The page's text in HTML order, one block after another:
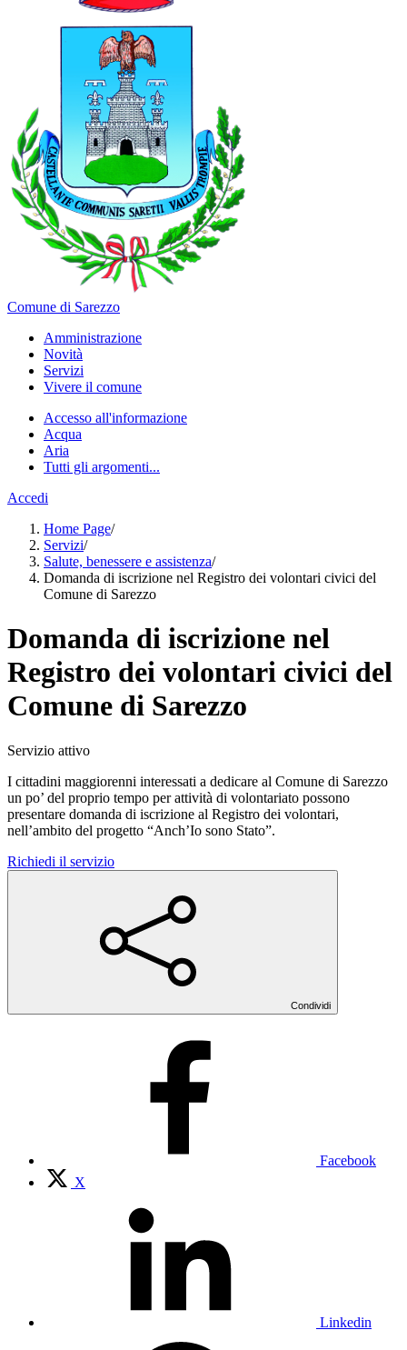
Comune di Sarezzo
Amministrazione
Novità
Servizi
Vivere il comune
Accesso all'informazione
Acqua
Aria
Tutti gli argomenti...
Accedi
Home Page/
Servizi/
Salute, benessere e assistenza/
Domanda di iscrizione nel Registro dei volontari civici del
Comune di Sarezzo
Domanda di iscrizione nel
Registro dei volontari civici del
Comune di Sarezzo
Servizio attivo
I cittadini maggiorenni interessati a dedicare al Comune di Sarezzo
un po’ del proprio tempo per attività di volontariato possono
presentare domanda di iscrizione al Registro dei volontari,
nell’ambito del progetto “Anch’Io sono Stato”.
Richiedi il servizio
Condividi
Facebook
X
Linkedin